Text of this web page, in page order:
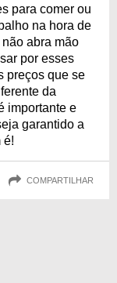
para comer ou
na hora de
abra mão
por esses
preços que se
da
importante e
garantido a
é!
COMPARTILHAR